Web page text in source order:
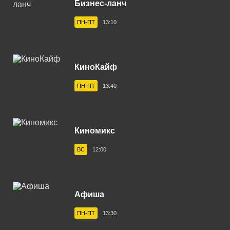
Владимир 102.9 FM
Волгоград 100.6 FM
Волгодонск 100.3 FM
Волхов 107.2 FM
Воркута 102.2 FM
Воткинск 94.1 FM
Вуктыл 100.3 FM
Бизнес-ланч
ПН-ПТ 13:10
КиноКайф
ПН-ПТ 13:40
Киномикс
ВС 12:00
Афиша
ПН-ПТ 13:30